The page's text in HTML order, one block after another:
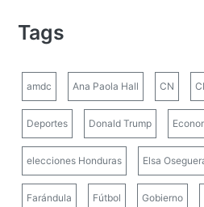
Tags
amdc Ana Paola Hall CN
Deportes Donald Trump
elecciones Honduras Elsa
Farándula Fútbol Gobierno